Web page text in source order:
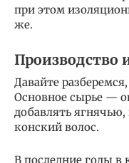
при этом
же.
Производство
Давайте
Основное сырье —
добавлять
конский волос.
В последние годы в